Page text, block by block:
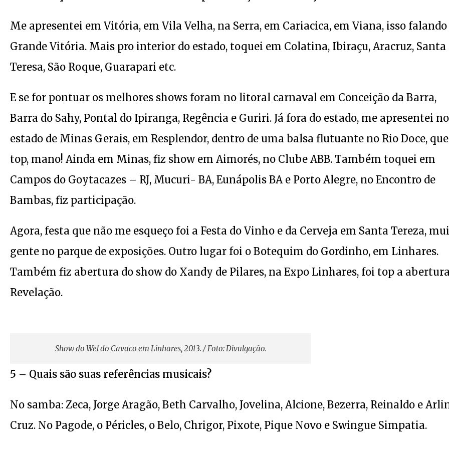
Me apresentei em Vitória, em Vila Velha, na Serra, em Cariacica, em Viana, isso
Grande Vitória. Mais pro interior do estado, toquei em Colatina, Ibiraçu, Aracruz, Santa
Teresa, São Roque, Guarapari etc.
E se for pontuar os melhores shows foram no litoral carnaval em Conceição da Barra,
Barra do Sahy, Pontal do Ipiranga, Regência e Guriri. Já fora do estado, me apresentei no
estado de Minas Gerais, em Resplendor, dentro de uma balsa flutuante no Rio Doce, que
top, mano! Ainda em Minas, fiz show em Aimorés, no Clube ABB. Também toquei em
Campos do Goytacazes – RJ, Mucuri- BA, Eunápolis BA e Porto Alegre, no Encontro de
Bambas, fiz participação.
Agora, festa que não me esqueço foi a Festa do Vinho e da Cerveja em Santa Tereza,
gente no parque de exposições. Outro lugar foi o Botequim do Gordinho, em Linhares.
Também fiz abertura do show do Xandy de Pilares, na Expo Linhares, foi top a
Revelação.
Show do Wel do Cavaco em Linhares, 2013. / Foto: Divulgação.
5 – Quais são suas referências musicais?
No samba: Zeca, Jorge Aragão, Beth Carvalho, Jovelina, Alcione, Bezerra, Reinaldo e
Cruz. No Pagode, o Péricles, o Belo, Chrigor, Pixote, Pique Novo e Swingue Simpatia.